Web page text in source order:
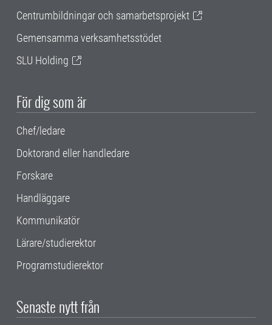
Centrumbildningar och samarbetsprojekt
Gemensamma verksamhetsstödet
SLU Holding
För dig som är
Chef/ledare
Doktorand eller handledare
Forskare
Handläggare
Kommunikatör
Lärare/studierektor
Programstudierektor
Senaste nytt från